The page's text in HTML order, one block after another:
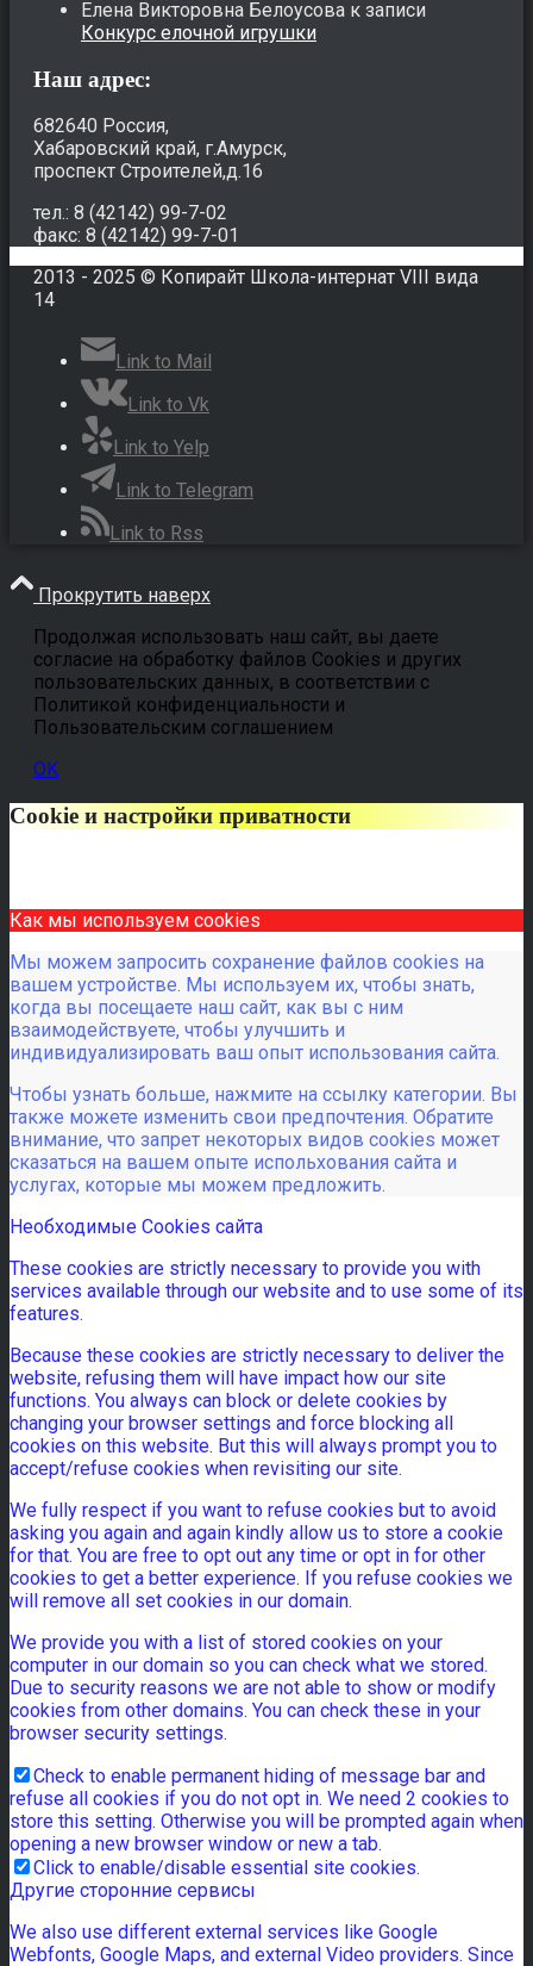
Елена Викторовна Белоусова к записи
Конкурс елочной игрушки
Наш адрес:
682640 Россия,
Хабаровский край, г.Амурск,
проспект Строителей,д.16
тел.: 8 (42142) 99-7-02
факс: 8 (42142) 99-7-01
2013 - 2025 © Копирайт Школа-интернат VIII вида
14
Link to Mail
Link to Vk
Link to Yelp
Link to Telegram
Link to Rss
Прокрутить наверх
Продолжая использовать наш сайт, вы даете
согласие на обработку файлов Cookies и других
пользовательских данных, в соответствии с
Политикой конфиденциальности и
Пользовательским соглашением
OK
Cookie и настройки приватности
Как мы используем cookies
Мы можем запросить сохранение файлов cookies на
вашем устройстве. Мы используем их, чтобы знать,
когда вы посещаете наш сайт, как вы с ним
взаимодействуете, чтобы улучшить и
индивидуализировать ваш опыт использования сайта.
Чтобы узнать больше, нажмите на ссылку категории. Вы
также можете изменить свои предпочтения. Обратите
внимание, что запрет некоторых видов cookies может
сказаться на вашем опыте испольхования сайта и
услугах, которые мы можем предложить.
Необходимые Cookies сайта
These cookies are strictly necessary to provide you with
services available through our website and to use some of its
features.
Because these cookies are strictly necessary to deliver the
website, refusing them will have impact how our site
functions. You always can block or delete cookies by
changing your browser settings and force blocking all
cookies on this website. But this will always prompt you to
accept/refuse cookies when revisiting our site.
We fully respect if you want to refuse cookies but to avoid
asking you again and again kindly allow us to store a cookie
for that. You are free to opt out any time or opt in for other
cookies to get a better experience. If you refuse cookies we
will remove all set cookies in our domain.
We provide you with a list of stored cookies on your
computer in our domain so you can check what we stored.
Due to security reasons we are not able to show or modify
cookies from other domains. You can check these in your
browser security settings.
Check to enable permanent hiding of message bar and
refuse all cookies if you do not opt in. We need 2 cookies to
store this setting. Otherwise you will be prompted again when
opening a new browser window or new a tab.
Click to enable/disable essential site cookies.
Другие сторонние сервисы
We also use different external services like Google
Webfonts, Google Maps, and external Video providers. Since